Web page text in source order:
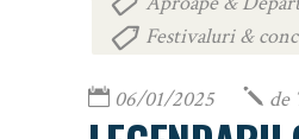
Festivaluri &
06/01/2025 de